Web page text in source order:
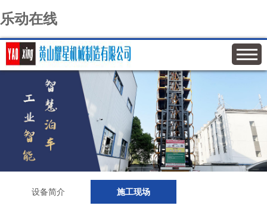
乐动在线
设备简介 施工现场